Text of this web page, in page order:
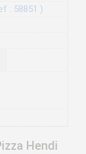
: 58851 )
Hendi